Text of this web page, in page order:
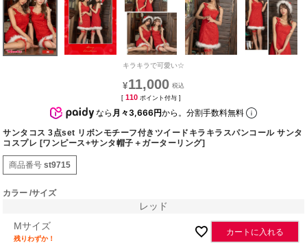
キラキラで可愛い☆
¥11,000
[ 110 ポイント付与 ]
なら 月々3,666円から。分割手数料無料
サンタコス 3点set リボンモチーフ付きツイードキラキラスパンコール サンタ
コスプレ [ワンピース+サンタ帽子＋ガーターリング]
商品番号 st9715
カラー サイズ
レッド
Mサイズ
残りわずか！
カートに入れる